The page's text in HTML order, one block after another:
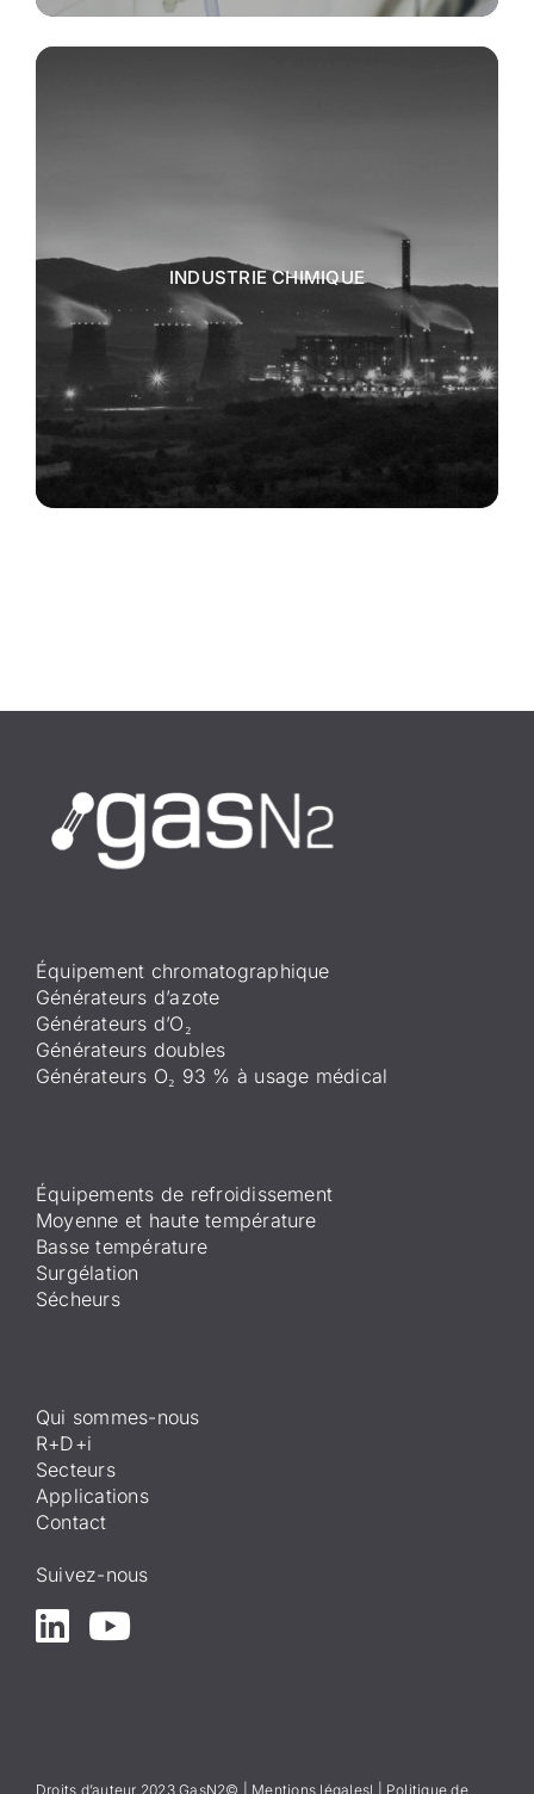
INDUSTRIE CHIMIQUE
Équipement chromatographique
Générateurs d’azote
Générateurs d’O₂
Générateurs doubles
Générateurs O₂ 93 % à usage médical
Équipements de refroidissement
Moyenne et haute température
Basse température
Surgélation
Sécheurs
Qui sommes-nous
R+D+i
Secteurs
Applications
Contact
Suivez-nous
Droits d’auteur 2023 GasN2© | Mentions légalesl Politique de